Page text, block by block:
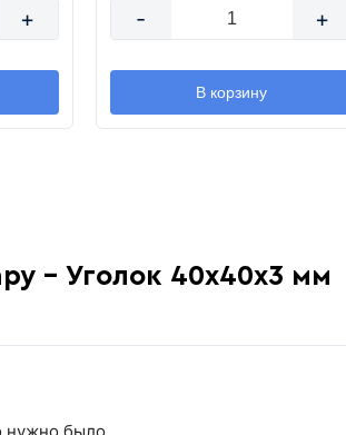
+ - +
В корзину
- Уголок 40х40х3 мм